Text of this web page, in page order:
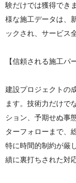
験だけでは獲得でき
様な施工データは、
ックされ、サービス
【信頼される施工パ
建設プロジェクトの
ます。技術力だけで
ション、予期せぬ事
ターフォローまで、
特に時間的制約が厳
績に裏打ちされた対